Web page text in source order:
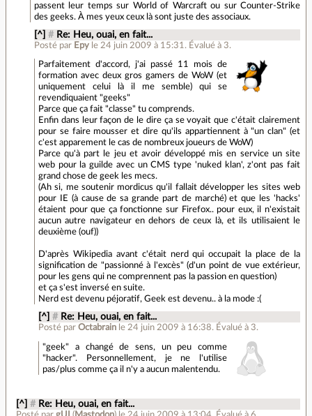
passent leur temps sur World of Warcraft ou sur Counter-Strike
des geeks. À mes yeux ceux là sont juste des associaux.
[^] # Re: Heu, ouai, en fait...
Posté par Epy le 24 juin 2009 à 15:31 . Évalué à 3.
Parfaitement d'accord, j'ai passé 11 mois de
formation avec deux gros gamers de WoW (et
uniquement celui là il me semble) qui se
revendiquaient "geeks"
Parce que ça fait "classe" tu comprends.
Enfin dans leur façon de le dire ça se voyait que c'était clairement
pour se faire mousser et dire qu'ils appartiennent à "un clan" (et
c'est apparement le cas de nombreux joueurs de WoW)
Parce qu'à part le jeu et avoir développé mis en service un site
web pour la guilde avec un CMS type 'nuked klan', z'ont pas fait
grand chose de geek les mecs.
(Ah si, me soutenir mordicus qu'il fallait développer les sites web
pour IE (à cause de sa grande part de marché) et que les 'hacks'
étaient pour que ça fonctionne sur Firefox.. pour eux, il n'existait
aucun autre navigateur en dehors de ceux là, et ils utilisaient le
deuxième (ouf))
D'après Wikipedia avant c'était nerd qui occupait la place de la
signification de "passionné à l'excès" (d'un point de vue extérieur,
pour les gens qui ne comprennent pas la passion en question)
et ça s'est inversé en suite.
Nerd est devenu péjoratif, Geek est devenu.. à la mode :(
[^] # Re: Heu, ouai, en fait...
Posté parOctabrain le 24 juin 2009 à 16:38. Évalué à 3.
"geek" a changé de sens, un peu comme
"hacker". Personnellement, je ne l'utilise
pas/plus comme ça il n'y a aucun malentendu.
[^] # Re: Heu, ouai, en fait...